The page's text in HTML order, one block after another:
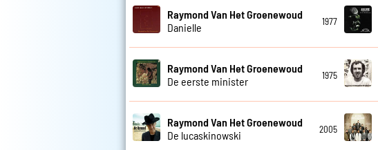
Raymond Van Het Groenewoud
Danielle
1977
Raymond Van Het Groenewoud
De eerste minister
1975
Raymond Van Het Groenewoud
De lucaskinowski
2005